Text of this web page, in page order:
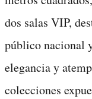
dos salas VIP,
público nacional
elegancia y
colecciones